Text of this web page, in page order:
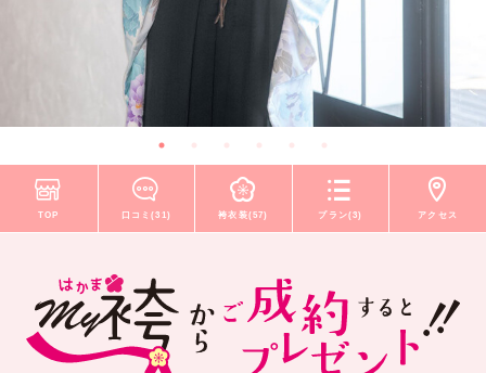
TOP 口コミ(31) 袴衣装(57) プラン(3) アクセス